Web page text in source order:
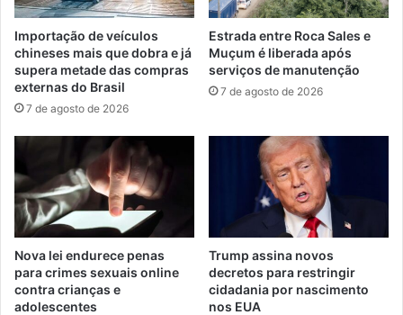
Importação de veículos
chineses mais que dobra e já
supera metade das compras
externas do Brasil
7 de agosto de 2026
Estrada entre Roca Sales e
Muçum é liberada após
serviços de manutenção
7 de agosto de 2026
Nova lei endurece penas
para crimes sexuais online
contra crianças e
adolescentes
Trump assina novos
decretos para restringir
cidadania por nascimento
nos EUA